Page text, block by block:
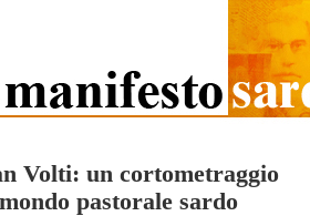
Volti: un cortometraggio
pastorale sardo